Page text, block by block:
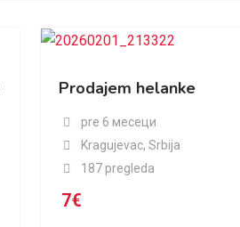
Prodajem helanke
pre 6 месеци
Kragujevac, Srbija
187 pregleda
7€